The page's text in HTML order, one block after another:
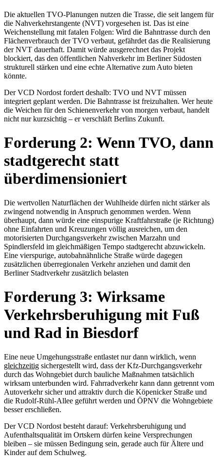
Die aktuellen TVO-Planungen nutzen die Trasse, die seit langem für
die Nahverkehrstangente (NVT) vorgesehen ist. Das ist eine
Weichenstellung mit fatalen Folgen: Wird die Bahntrasse durch den
Flächenverbrauch der TVO verbaut, gefährdet das die Realisierung
der NVT dauerhaft. Damit würde ausgerechnet das Projekt
blockiert, das den öffentlichen Nahverkehr im Berliner Südosten
strukturell stärken und eine echte Alternative zum Auto bieten
könnte.
Der VCD Nordost fordert deshalb: TVO und NVT müssen
integriert geplant werden. Die Bahntrasse ist freizuhalten. Wer heute
die Weichen für den Schienenverkehr von morgen verbaut, handelt
nicht nur kurzsichtig – er verschläft Berlins Zukunft.
Forderung 2: Wenn TVO, dann
stadtgerecht statt
überdimensioniert
Die wertvollen Naturflächen der Wuhlheide dürfen nicht stärker als
zwingend notwendig in Anspruch genommen werden. Wenn
überhaupt, dann würde eine einspurige Kraftfahrstraße (je Richtung)
ohne Einfahrten und Kreuzungen völlig ausreichen, um den
motorisierten Durchgangsverkehr zwischen Marzahn und
Spindlersfeld im gleichmäßigen Tempo stadtgerecht abzuwickeln.
Eine vierspurige, autobahnähnliche Straße würde dagegen
zusätzlichen überregionalen Verkehr anziehen und damit den
Berliner Stadtverkehr zusätzlich belasten
Forderung 3: Wirksame
Verkehrsberuhigung mit Fuß
und Rad in Biesdorf
Eine neue Umgehungsstraße entlastet nur dann wirklich, wenn
gleichzeitig sichergestellt wird, dass der Kfz-Durchgangsverkehr
durch das Wohngebiet durch bauliche Maßnahmen tatsächlich
wirksam unterbunden wird. Fahrradverkehr kann dann getrennt vom
Autoverkehr sicher und attraktiv durch die Köpenicker Straße und
die Rudolf-Rühl-Allee geführt werden und ÖPNV die Wohngebiete
besser erschließen.
Der VCD Nordost besteht darauf: Verkehrsberuhigung und
Aufenthaltsqualität im Ortskern dürfen keine Versprechungen
bleiben – sie müssen Bedingung sein, gerade auch für Ältere und
Kinder auf dem Schulweg.